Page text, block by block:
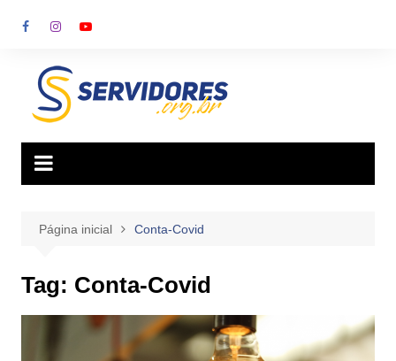
para
conteúdo
Página inicial Conta-Covid
Tag: Conta-Covid